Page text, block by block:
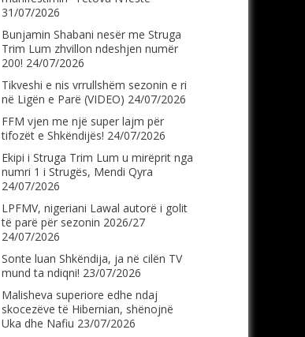
31/07/2026
Bunjamin Shabani nesër me Struga
Trim Lum zhvillon ndeshjen numër
200! 24/07/2026
Tikveshi e nis vrrullshëm sezonin e ri
në Ligën e Parë (VIDEO) 24/07/2026
FFM vjen me një super lajm për
tifozët e Shkëndijës! 24/07/2026
Ekipi i Struga Trim Lum u mirëprit nga
numri 1 i Strugës, Mendi Qyra
24/07/2026
LPFMV, nigeriani Lawal autorë i golit
të parë për sezonin 2026/27
24/07/2026
Sonte luan Shkëndija, ja në cilën TV
mund ta ndiqni! 23/07/2026
Malisheva superiore edhe ndaj
skocezëve të Hibernian, shënojnë
Uka dhe Nafiu 23/07/2026